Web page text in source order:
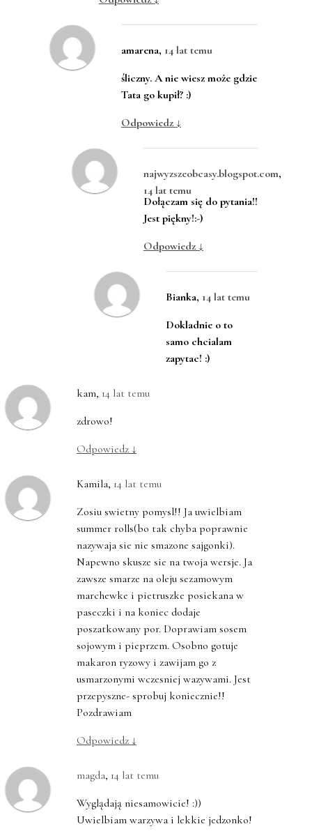
amarena, 14 lat temu
śliczny. A nie wiesz może gdzie
Tata go kupił? :)
Odpowiedz ↓
najwyzszeobcasy.blogspot.com,
14 lat temu
Dołączam się do pytania!!
Jest piękny!:-)
Odpowiedz ↓
Bianka, 14 lat temu
Dokladnie o to
samo chcialam
zapytac! :)
kam, 14 lat temu
zdrowo!
Odpowiedz ↓
Kamila, 14 lat temu
Zosiu swietny pomysl!! Ja uwielbiam
summer rolls(bo tak chyba poprawnie
nazywaja sie nie smazone sajgonki).
Napewno skusze sie na twoja wersje. Ja
zawsze smarze na oleju sezamowym
marchewke i pietruszke posiekana w
paseczki i na koniec dodaje
poszatkowany por. Doprawiam sosem
sojowym i pieprzem. Osobno gotuje
makaron ryzowy i zawijam go z
usmarzonymi wczesniej wazywami. Jest
przepyszne- sprobuj koniecznie!!
Pozdrawiam
Odpowiedz ↓
magda, 14 lat temu
Wyglądają niesamowicie! :))
Uwielbiam warzywa i lekkie jedzonko!